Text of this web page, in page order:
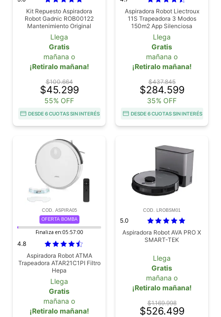
Kit Repuesto Aspiradora
Robot Gadnic ROB00122
Mantenimiento Original
Llega
Gratis
mañana o
¡Retiralo mañana!
$100.664
$45.299
55% OFF
DESDE 6 CUOTAS SIN INTERÉS
Aspiradora Robot Liectroux
11S Trapeadora 3 Modos
150m2 App Silenciosa
Llega
Gratis
mañana o
¡Retiralo mañana!
$437.845
$284.599
35% OFF
DESDE 6 CUOTAS SIN INTERÉS
COD. ASPIRA05
OFERTA BOMBA
Finaliza en:05:56:59
4.8
Aspiradora Robot ATMA
Trapeadora ATAR21C1PI Filtro
Hepa
Llega
Gratis
mañana o
¡Retiralo mañana!
COD. LROBSM01
5.0
Aspiradora Robot AVA PRO X
SMART-TEK
Llega
Gratis
mañana o
¡Retiralo mañana!
$1.169.998
$526.499